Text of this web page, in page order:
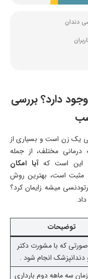
دندان
دارد؟ بررسی
یک زن است و بسیاری از
درمانی مختلف، از جمله
این است کهآیا امکان
مثبت است، بهترین روش
میشه زایمان کرد؟
توضیحات
صورتی که با مشورت دکتر
دندانپزشک انجام شود .
سه ماهه دوم بارداری